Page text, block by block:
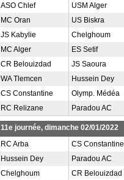
ASO Chlef USM Alger
MC Oran US Biskra
JS Kabylie Chelghoum
MC Alger ES Setif
CR Belouizdad JS Saoura
WA Tlemcen Hussein Dey
CS Constantine Olymp. Médéa
RC Relizane Paradou AC
11e journée, dimanche 02/01/2022
RC Arba
CS Constantine
Hussein Dey Paradou AC
Chelghoum CR Belouizdad